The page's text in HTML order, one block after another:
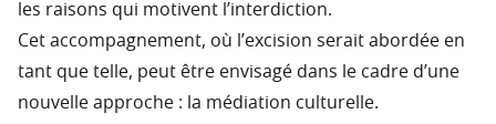
les raisons qui motivent l’interdiction.
Cet accompagnement, où l’excision serait abordée en
tant que telle, peut être envisagé dans le cadre d’une
nouvelle approche : la médiation culturelle.